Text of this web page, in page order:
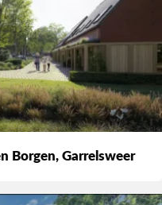
Borgen, Garrelsweer